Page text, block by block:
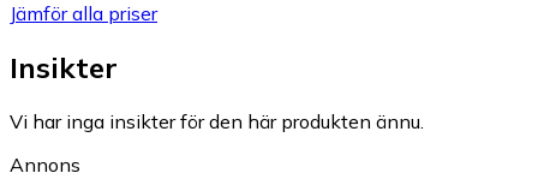
Jämför alla priser
Insikter
Vi har inga insikter för den här produkten ännu.
Annons